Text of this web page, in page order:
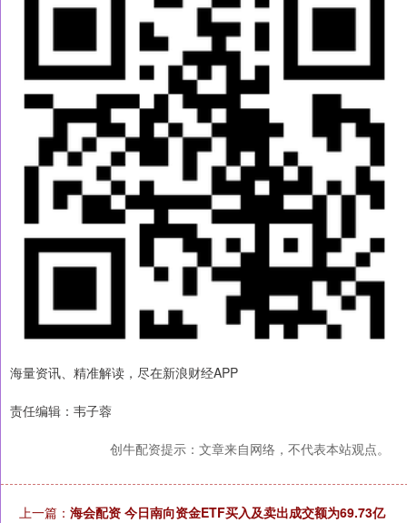
海量资讯、精准解读，尽在新浪财经APP
责任编辑：韦子蓉
创牛配资提示：文章来自网络，不代表本站观点。
上一篇： 海会配资 今日南向资金ETF买入及卖出成交额为69.73亿